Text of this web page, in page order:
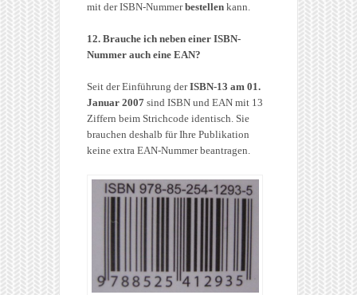
mit der ISBN-Nummerbestellen kann.
12. Brauche ich neben einer ISBN-
Nummer auch eine EAN?
Seit der Einführung derISBN-13 am 01.
Januar 2007 sind ISBN und EAN mit 13
Ziffern beim Strichcode identisch. Sie
brauchen deshalb für Ihre Publikation
keine extra EAN-Nummer beantragen.